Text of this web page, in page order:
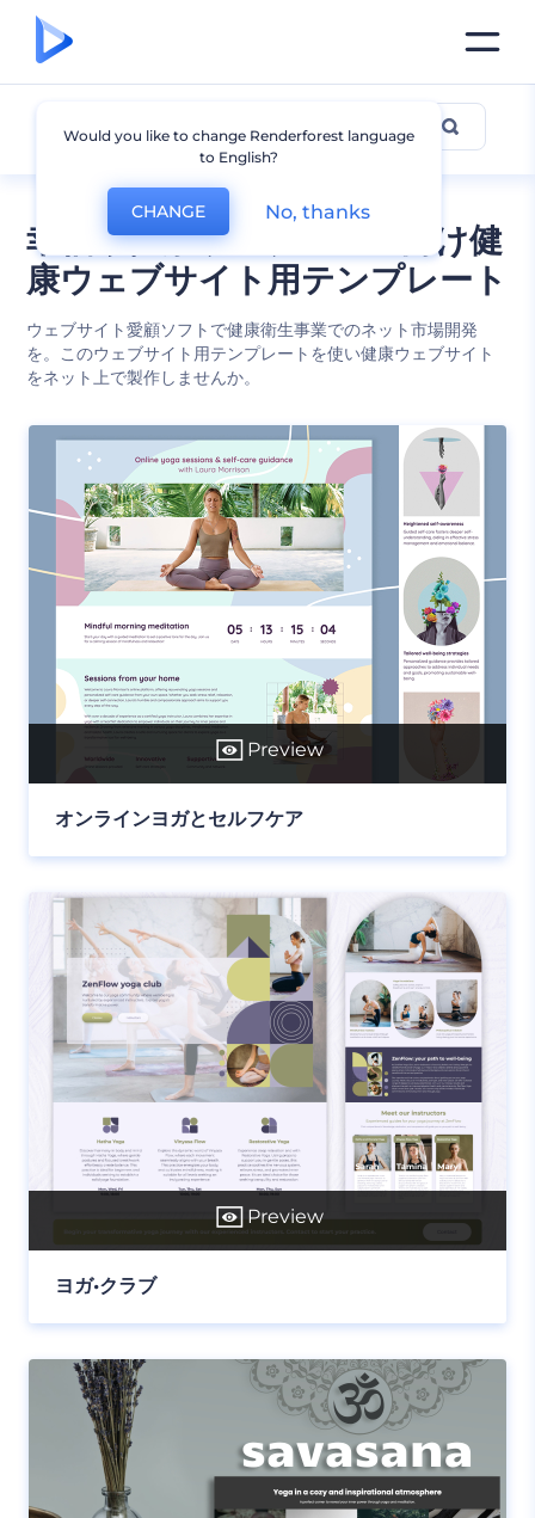
幸福や健康ウェブページ向け健
康ウェブサイト用テンプレート
ウェブサイト愛顧ソフトで健康衛生事業でのネット市場開発
を。このウェブサイト用テンプレートを使い健康ウェブサイト
をネット上で製作しませんか。
健康的な生活
Preview
オンラインヨガとセルフケア
Preview
ヨガ•クラブ
Would you like to change Renderforest language
to English?
CHANGE No, thanks